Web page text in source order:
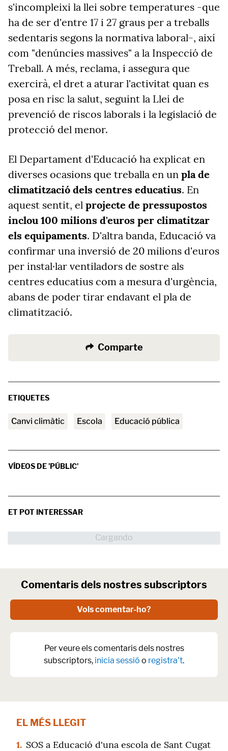
s'incompleixi la llei sobre temperatures -que
ha de ser d'entre 17 i 27 graus per a treballs
sedentaris segons la normativa laboral-, així
com "denúncies massives" a la Inspecció de
Treball. A més, reclama, i assegura que
exercirà, el dret a aturar l'activitat quan es
posa en risc la salut, seguint la Llei de
prevenció de riscos laborals i la legislació de
protecció del menor.
El Departament d'Educació ha explicat en
diverses ocasions que treballa en un pla de
climatització dels centres educatius. En
aquest sentit, el projecte de pressupostos
inclou 100 milions d'euros per climatitzar
els equipaments. D'altra banda, Educació va
confirmar una inversió de 20 milions d'euros
per instal·lar ventiladors de sostre als
centres educatius com a mesura d'urgència,
abans de poder tirar endavant el pla de
climatització.
Comparte
ETIQUETES
canvi climàtic escola Educació pública
VÍDEOS DE 'PÚBLIC'
ET POT INTERESSAR
Comentaris dels nostres subscriptors
Vols comentar-ho?
Per veure els comentaris dels nostres
subscriptors, inicia sessió o registra't.
EL MÉS LLEGIT
1. SOS a Educació d'una escola de Sant Cugat